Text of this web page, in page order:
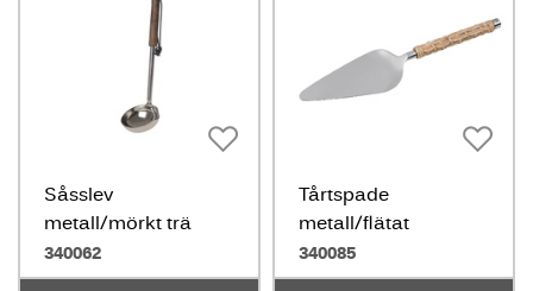
Såsslev
metall/mörkt trä
340062
Tårtspade
metall/flätat
handtag
340085